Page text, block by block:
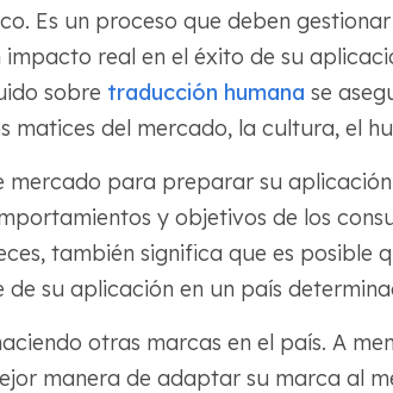
Es un proceso que deben gestionar
real en el éxito de su
sobre traducción humana se
matices del mercado, la cultura, el
mercado para preparar su
y objetivos de los
también significa que es posible
su aplicación en un país
otras marcas en el país. A
manera de adaptar su marca al